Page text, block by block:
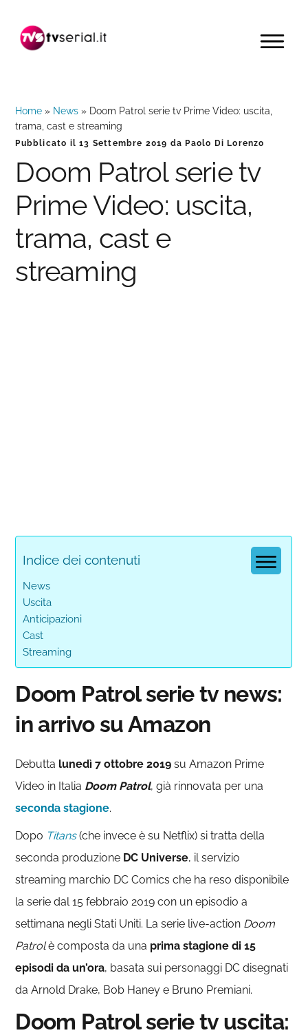
navigazione
contenuto
barra
MENU
Home » News » Doom Patrol serie tv Prime Video: uscita,
trama, cast e streaming
Pubblicato il13 Settembre 2019 da Paolo Di Lorenzo
Doom Patrol serie tv
Prime Video: uscita,
trama, cast e
streaming
Indice dei contenuti
News
Uscita
Anticipazioni
Cast
Streaming
Doom Patrol serie tv news:
in arrivo su Amazon
Debutta lunedì 7 ottobre 2019 su Amazon Prime
Video in Italia Doom Patrol, già rinnovata per una
seconda stagione.
Dopo Titans(che invece è su Netflix) si tratta della
seconda produzione DC Universe, il servizio
streaming marchio DC Comics che ha reso disponibile
la serie dal 15 febbraio 2019 con un episodio a
settimana negli Stati Uniti. La serie live-action Doom
Patrolè composta da una prima stagione di 15
episodi da un’ora, basata sui personaggi DC disegnati
da Arnold Drake, Bob Haney e Bruno Premiani.
Doom Patrol serie tv uscita: